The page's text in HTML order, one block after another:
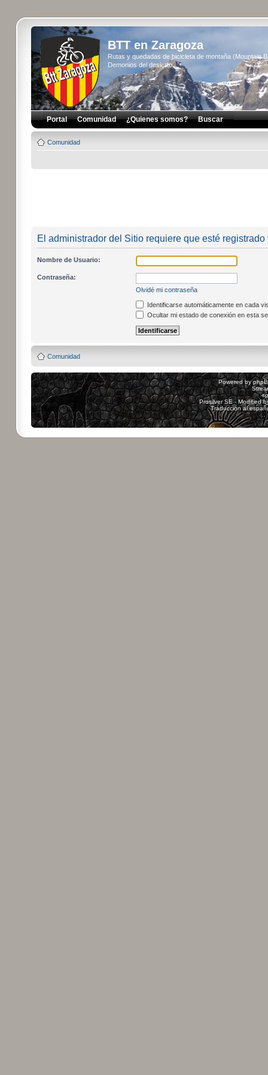
BTT en Zaragoza
Rutas y quedadas de bicicleta de montaña (Mountain
Demonios del desierto...
Portal Comunidad ¿Quienes somos? Buscar
Comunidad
El administrador del Sitio requiere que esté
Nombre de Usuario:
Contraseña:
Olvidé mi contraseña
Identificarse automáticamente en cada
Ocultar mi estado de conexión en esta
Comunidad
Powered by
Prosilver SE - Modified
Traducción al